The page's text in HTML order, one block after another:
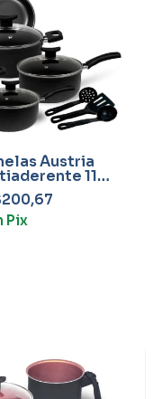
Áustria
11
Frigideira
Pix